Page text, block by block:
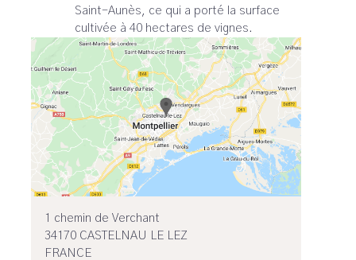
Saint-Aunès, ce qui a porté la surface
cultivée à 40 hectares de vignes.
1 chemin de Verchant
34170 CASTELNAU LE LEZ
FRANCE